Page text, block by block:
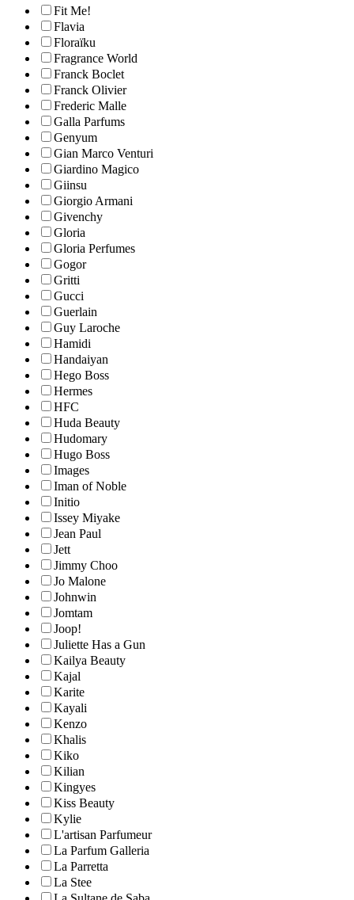
Fit Me!
Flavia
Floraïku
Fragrance World
Franck Boclet
Franck Olivier
Frederic Malle
Galla Parfums
Genyum
Gian Marco Venturi
Giardino Magico
Giinsu
Giorgio Armani
Givenchy
Gloria
Gloria Perfumes
Gogor
Gritti
Gucci
Guerlain
Guy Laroche
Hamidi
Handaiyan
Hego Boss
Hermes
HFC
Huda Beauty
Hudomary
Hugo Boss
Images
Iman of Noble
Initio
Issey Miyake
Jean Paul
Jett
Jimmy Choo
Jo Malone
Johnwin
Jomtam
Joop!
Juliette Has a Gun
Kailya Beauty
Kajal
Karite
Kayali
Kenzo
Khalis
Kiko
Kilian
Kingyes
Kiss Beauty
Kylie
L'artisan Parfumeur
La Parfum Galleria
La Parretta
La Stee